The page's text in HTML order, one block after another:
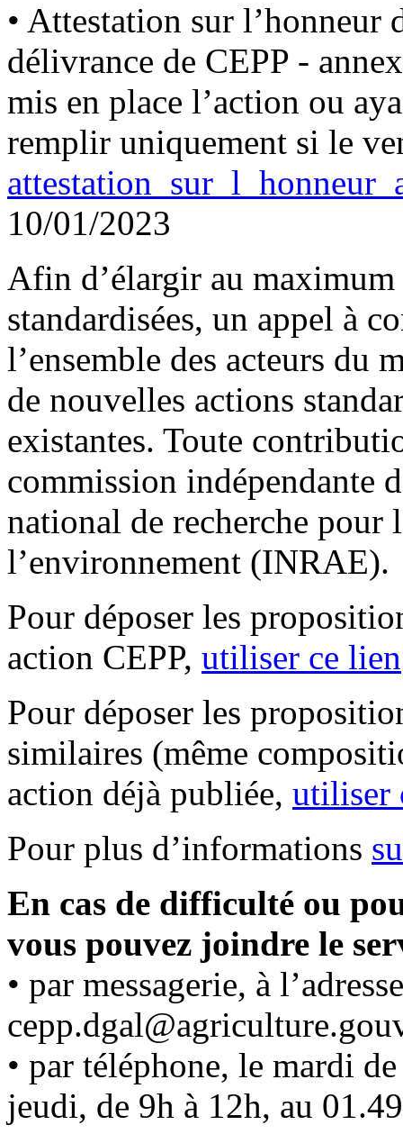
• Attestation sur l’honneur
délivrance de CEPP -
mis en place l’action ou
remplir uniquement si le
10/01/2023
Afin d’élargir au maximum
standardisées, un appel à
l’ensemble des acteurs du
de nouvelles actions
existantes. Toute
commission indépendante
national de recherche pour
l’environnement (INRAE).
Pour déposer les
action CEPP, utiliser ce lien
Pour déposer les
similaires (même
action déjà publiée, utiliser
Pour plus d’informations
En cas de difficulté ou
vous pouvez joindre le
• par messagerie, à
• par téléphone, le mardi
jeudi, de 9h à 12h, au